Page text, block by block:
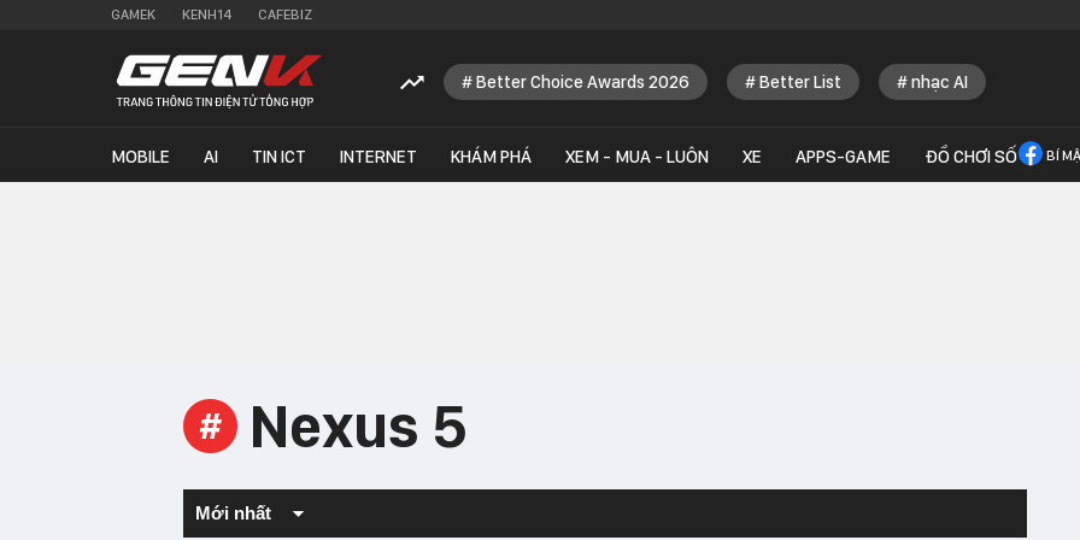
GAMEK KENH14 CAFEBIZ
Better Choice Awards 2026 Better List nhạc AI
MOBILE AI TIN ICT INTERNET KHÁM PHÁ XEM - MUA - LUÔN XE APPS-GAME ĐỒ CHƠI SỐ BÍ
# Nexus 5
Mới nhất